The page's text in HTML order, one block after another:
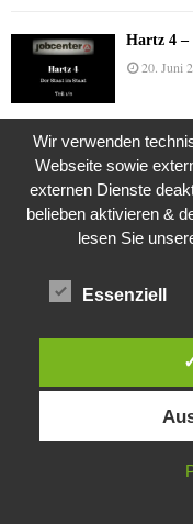
Hartz 4 –
20. Juni
12.
9. Juli 2018
Was ist
24.
Diese Website
Website stimmst du der
Wir verwenden
Webseite sowie
externen Dienste
belieben aktivieren &
lesen Sie
Essenziell